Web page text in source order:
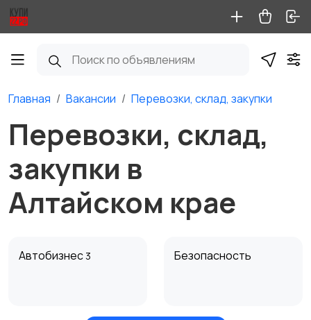
Главная Вакансии Перевозки, склад, закупки
Перевозки, склад,
закупки в
Алтайском крае
Автобизнес 3 Безопасность